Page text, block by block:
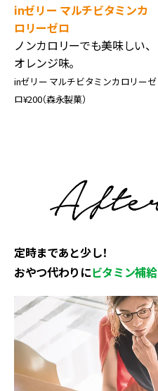
inゼリー マルチビタミンカ
ロリーゼロ
ノンカロリーでも美味しい、
オレンジ味。
inゼリー マルチビタミンカロリーゼ
ロ¥200（森永製菓）
定時まであと少し！
おやつ代わりにビタミン補給